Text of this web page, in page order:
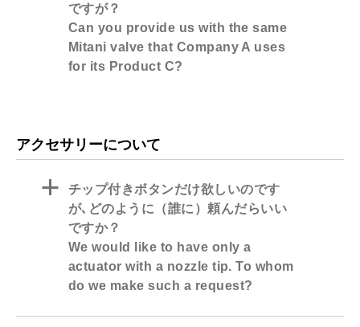
ですが？
Can you provide us with the same
Mitani valve that Company A uses
for its Product C?
アクセサリーについて
a
チップ付きボタンだけ欲しいのです
が､どのように（誰に）頼んだらいい
ですか？
We would like to have only a
actuator with a nozzle tip. To whom
do we make such a request?